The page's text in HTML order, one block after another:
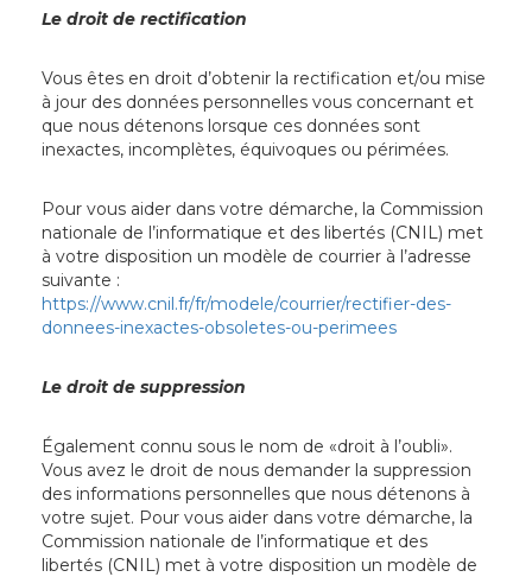
Le droit de rectification
Vous êtes en droit d’obtenir la rectification et/ou mise
à jour des données personnelles vous concernant et
que nous détenons lorsque ces données sont
inexactes, incomplètes, équivoques ou périmées.
Pour vous aider dans votre démarche, la Commission
nationale de l’informatique et des libertés (CNIL) met
à votre disposition un modèle de courrier à l’adresse
suivante :
https://www.cnil.fr/fr/modele/courrier/rectifier-des-
donnees-inexactes-obsoletes-ou-perimees
Le droit de suppression
Également connu sous le nom de «droit à l’oubli».
Vous avez le droit de nous demander la suppression
des informations personnelles que nous détenons à
votre sujet. Pour vous aider dans votre démarche, la
Commission nationale de l’informatique et des
libertés (CNIL) met à votre disposition un modèle de